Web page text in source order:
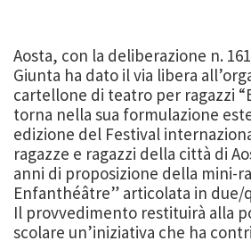
Aosta, con la deliberazione n.
Giunta ha dato il via libera
cartellone di teatro per ragazzi
torna nella sua formulazione
edizione del Festival
ragazze e ragazzi della città di
anni di proposizione della mini-
Enfanthéâtre” articolata in
Il provvedimento restituirà alla
scolare un’iniziativa che ha